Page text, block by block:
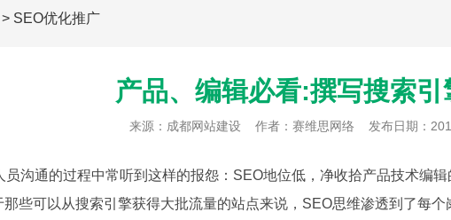
> SEO优化推广
产品、编辑必看:撰写搜索
来源： 成都网站建设 作者：赛维思网络 发布日期：
沟通的过程中常听到这样的报怨：SEO地位低，净收拾产品技术编
些可以从搜索引擎获得大批流量的站点来说，SEO思维渗透到了每